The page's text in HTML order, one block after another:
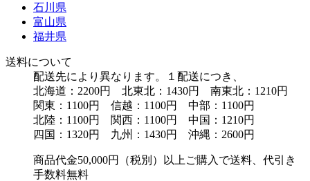
石川県
富山県
福井県
送料について
配送先により異なります。１配送につき、
北海道：2200円 北東北：1430円 南東北：1210円
関東：1100円 信越：1100円 中部：1100円
北陸：1100円 関西：1100円 中国：1210円
四国：1320円 九州：1430円 沖縄：2600円
商品代金50,000円（税別）以上ご購入で送料、代引き
手数料無料